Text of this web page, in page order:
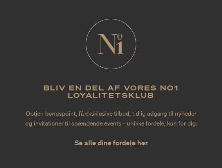
BLIV EN DEL AF VORES NO1
LOYALITETSKLUB
Optjen bonuspoint, få eksklusive tilbud, tidlig adgang til nyheder
og invitationer til spændende events - unikke fordele, kun for dig.
Se alle dine fordele her